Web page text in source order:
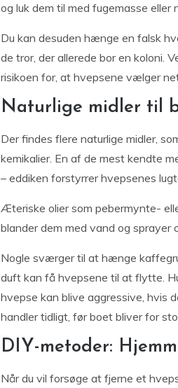
og luk dem til med fugemasse eller
Du kan desuden hænge en falsk
de tror, der allerede bor en koloni.
risikoen for, at hvepsene vælger
Naturlige midler til
Der findes flere naturlige midler,
kemikalier. En af de mest kendte
– eddiken forstyrrer hvepsenes
Æteriske olier som pebermynte-
blander dem med vand og sprayer
Nogle sværger til at hænge
duft kan få hvepsene til at flytte.
hvepse kan blive aggressive, hvis
handler tidligt, før boet bliver for
DIY-metoder:
Når du vil forsøge at fjerne et